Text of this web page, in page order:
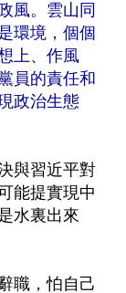
風。雲山同
環境，個個
上、作風
員的責任和
政治生態
與習近平對
能提實現中
水裏出來
職，怕自己